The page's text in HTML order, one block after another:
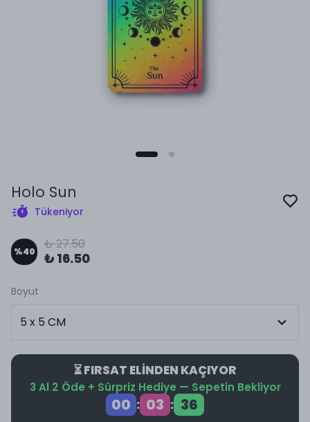
Holo Sun
Tükeniyor
%40 ₺ 27.50
₺ 16.50
Boyut
⏳ FIRSAT ELİNDEN KAÇIYOR
3 Al 2 Öde + Sürpriz Hediye — Sepetin Bekliyor
00 : 03 : 36